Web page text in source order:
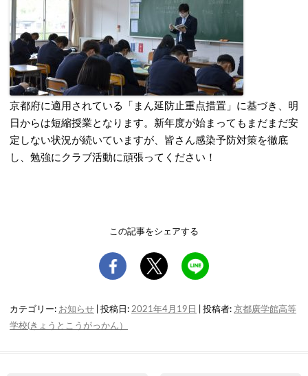
京都府に適用されている「まん延防止重点措置」に基づき、明
日からは短縮授業となります。新年度が始まってもまだまだ安
定しない状況が続いていますが、皆さん感染予防対策を徹底
し、勉強にクラブ活動に頑張ってください！
この記事をシェアする
カテゴリー: お知らせ | 投稿日: 2021年4月19日 投稿者: 京都廣学館高等
学校(きょうとこうがっかん）